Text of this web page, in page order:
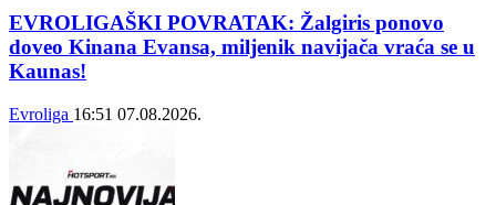
EVROLIGAŠKI POVRATAK: Žalgiris ponovo
doveo Kinana Evansa, miljenik navijača vraća se u
Kaunas!
Evroliga 16:51 07.08.2026.